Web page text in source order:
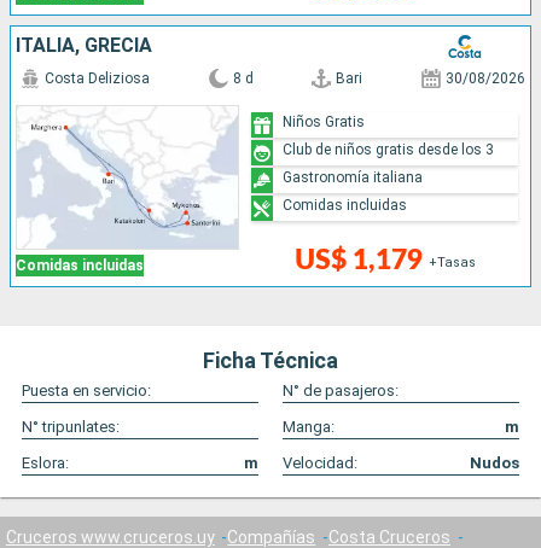
ITALIA, GRECIA
Comidas incluidas
Costa Deliziosa 8 d Bari 30/08/2026
US$ 1,179 +Tasas
Niños Gratis
Club de niños gratis desde los 3
Gastronomía italiana
Comidas incluidas
Ficha Técnica
Puesta en servicio:
N° de pasajeros:
N° tripunlates:
Manga:
m
Eslora:
m Velocidad: Nudos
Cruceros www.cruceros.uy Compañías
Costa Cruceros